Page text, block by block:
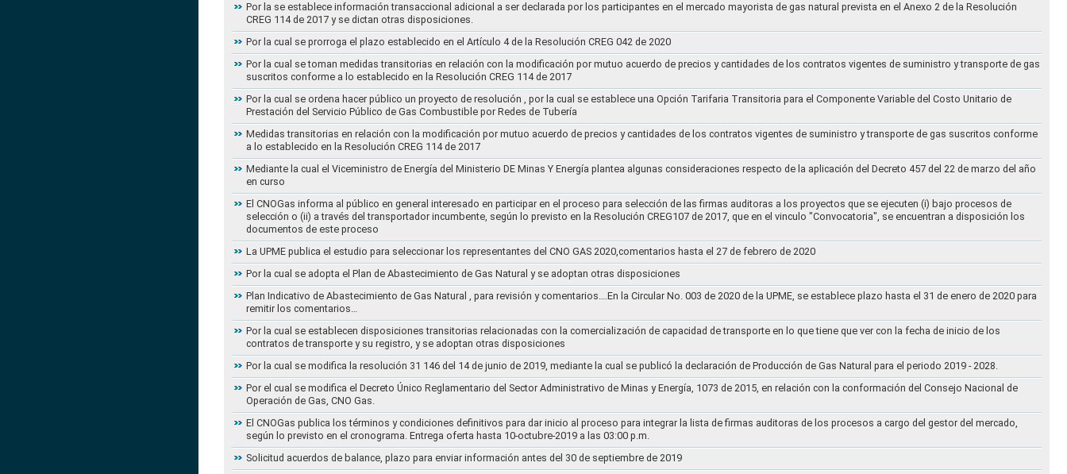
Por la se establece información transaccional adicional a ser declarada por los participantes en el mercado mayorista de gas natural prevista en el Anexo 2 de la Resolución
CREG 114 de 2017 y se dictan otras disposiciones.
Por la cual se prorroga el plazo establecido en el Artículo 4 de la Resolución CREG 042 de 2020
Por la cual se toman medidas transitorias en relación con la modificación por mutuo acuerdo de precios y cantidades de los contratos vigentes de suministro y transporte de gas
suscritos conforme a lo establecido en la Resolución CREG 114 de 2017
Por la cual se ordena hacer público un proyecto de resolución , por la cual se establece una Opción Tarifaria Transitoria para el Componente Variable del Costo Unitario de
Prestación del Servicio Público de Gas Combustible por Redes de Tubería
Medidas transitorias en relación con la modificación por mutuo acuerdo de precios y cantidades de los contratos vigentes de suministro y transporte de gas suscritos conforme
a lo establecido en la Resolución CREG 114 de 2017
Mediante la cual el Viceministro de Energía del Ministerio DE Minas Y Energía plantea algunas consideraciones respecto de la aplicación del Decreto 457 del 22 de marzo del año
en curso
El CNOGas informa al público en general interesado en participar en el proceso para selección de las firmas auditoras a los proyectos que se ejecuten (i) bajo procesos de
selección o (ii) a través del transportador incumbente, según lo previsto en la Resolución CREG107 de 2017, que en el vinculo "Convocatoria", se encuentran a disposición los
documentos de este proceso
La UPME publica el estudio para seleccionar los representantes del CNO GAS 2020,comentarios hasta el 27 de febrero de 2020
Por la cual se adopta el Plan de Abastecimiento de Gas Natural y se adoptan otras disposiciones
Plan Indicativo de Abastecimiento de Gas Natural , para revisión y comentarios….En la Circular No. 003 de 2020 de la UPME, se establece plazo hasta el 31 de enero de 2020 para
remitir los comentarios…
Por la cual se establecen disposiciones transitorias relacionadas con la comercialización de capacidad de transporte en lo que tiene que ver con la fecha de inicio de los
contratos de transporte y su registro, y se adoptan otras disposiciones
Por la cual se modifica la resolución 31 146 del 14 de junio de 2019, mediante la cual se publicó la declaración de Producción de Gas Natural para el periodo 2019 - 2028.
Por el cual se modifica el Decreto Único Reglamentario del Sector Administrativo de Minas y Energía, 1073 de 2015, en relación con la conformación del Consejo Nacional de
Operación de Gas, CNO Gas.
El CNOGas publica los términos y condiciones definitivos para dar inicio al proceso para integrar la lista de firmas auditoras de los procesos a cargo del gestor del mercado,
según lo previsto en el cronograma. Entrega oferta hasta 10-octubre-2019 a las 03:00 p.m.
Solicitud acuerdos de balance, plazo para enviar información antes del 30 de septiembre de 2019